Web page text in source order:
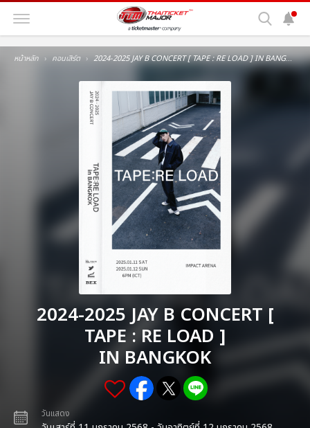
หน้าหลัก คอนเสิร์ต 2024-2025 JAY B CONCERT [ TAPE : RE LOAD ] IN BANGKOK
2024-2025 JAY B CONCERT [
TAPE : RE LOAD ]
IN BANGKOK
วันแสดง